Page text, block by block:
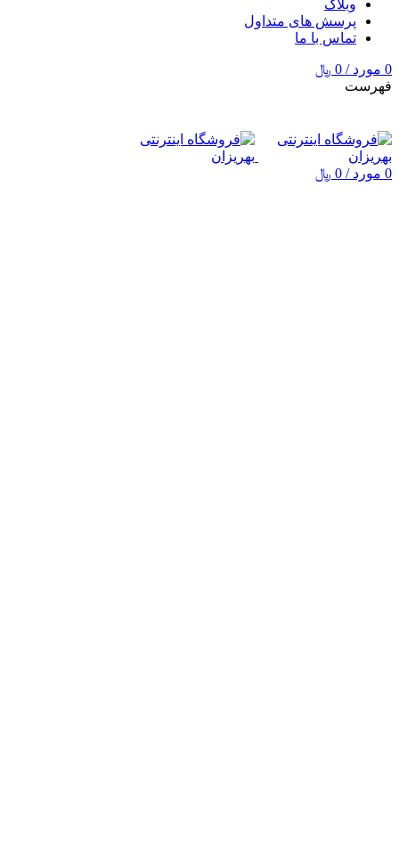
وبلاگ
پرسش های متداول
تماس با ما
0 مورد /
0 ﷼
فهرست
0 مورد /
0 ﷼